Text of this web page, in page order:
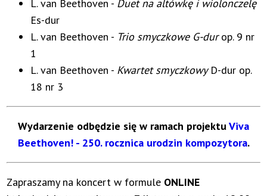
L. van Beethoven - Duet na altówkę i wiolonczelę
Es-dur
L. van Beethoven - Trio smyczkowe G-durop. 9 nr
1
L. van Beethoven - Kwartet smyczkowyD-dur op.
18 nr 3
Wydarzenie odbędzie się w ramach projektuViva
Beethoven! - 250. rocznica urodzin kompozytora.
Zapraszamy na koncert w formule ONLINE